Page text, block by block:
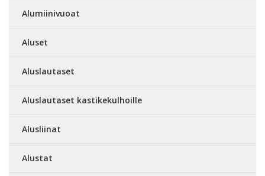
Alumiinivuoat
Aluset
Aluslautaset
Aluslautaset kastikekulhoille
Alusliinat
Alustat